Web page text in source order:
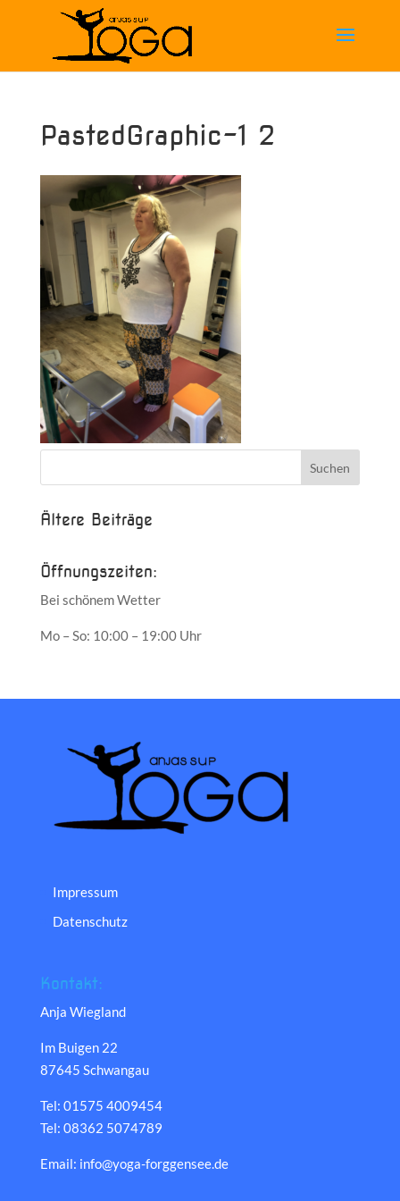
PastedGraphic-1 2
Ältere Beiträge
Öffnungszeiten:
Bei schönem Wetter
Mo – So: 10:00 – 19:00 Uhr
Impressum
Datenschutz
Kontakt:
Anja Wiegland
Im Buigen 22
87645 Schwangau
Tel: 01575 4009454
Tel: 08362 5074789
Email: info@yoga-forggensee.de